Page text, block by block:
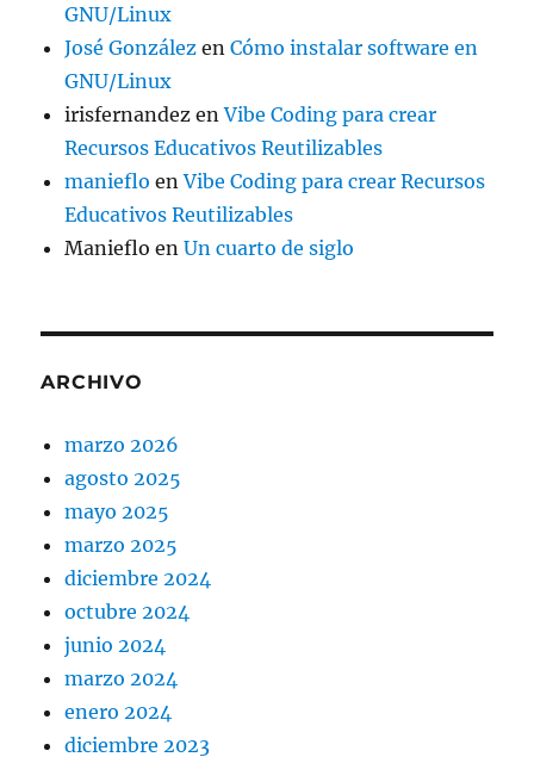
GNU/Linux
José González enCómo instalar software en
GNU/Linux
irisfernandez enVibe Coding para crear
Recursos Educativos Reutilizables
manieflo enVibe Coding para crear Recursos
Educativos Reutilizables
Manieflo enUn cuarto de siglo
ARCHIVO
marzo 2026
agosto 2025
mayo 2025
marzo 2025
diciembre 2024
octubre 2024
junio 2024
marzo 2024
enero 2024
diciembre 2023